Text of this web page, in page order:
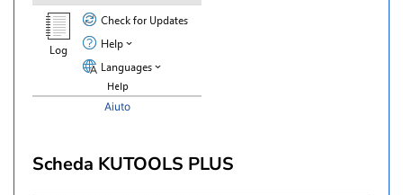
Aiuto
Scheda KUTOOLS PLUS